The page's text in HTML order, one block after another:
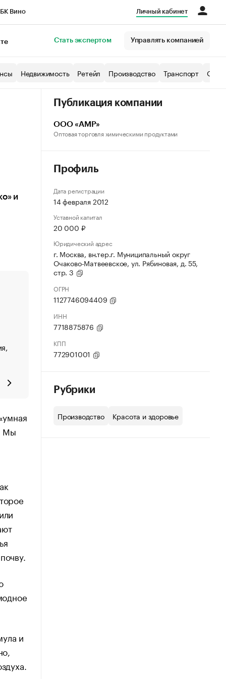
Вино Личный кабинет
Стать экспертом Управлять компанией
Недвижимость Ретейл Производство Транспорт
и
Мы
и
Публикация компании
ООО «АМР»
Оптовая торговля химическими продуктами
Профиль
Дата регистрации
14 февраля 2012
Уставной капитал
20 000 ₽
Юридический адрес
г. Москва, вн.тер.г. Муниципальный округ
Очаково-Матвеевское, ул. Рябиновая, д. 55,
стр. 3
ОГРН
1127746094409
ИНН
7718875876
КПП
772901001
Рубрики
Производство Красота и здоровье